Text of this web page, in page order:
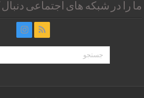
ما را در شبکه های اجتماعی دنبال